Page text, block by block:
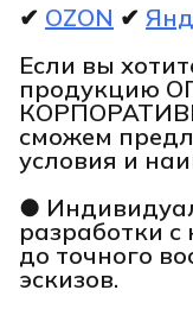
✔ OZON ✔
Если вы
продукцию
сможем
условия и
●
разработки с
до точного
эскизов.